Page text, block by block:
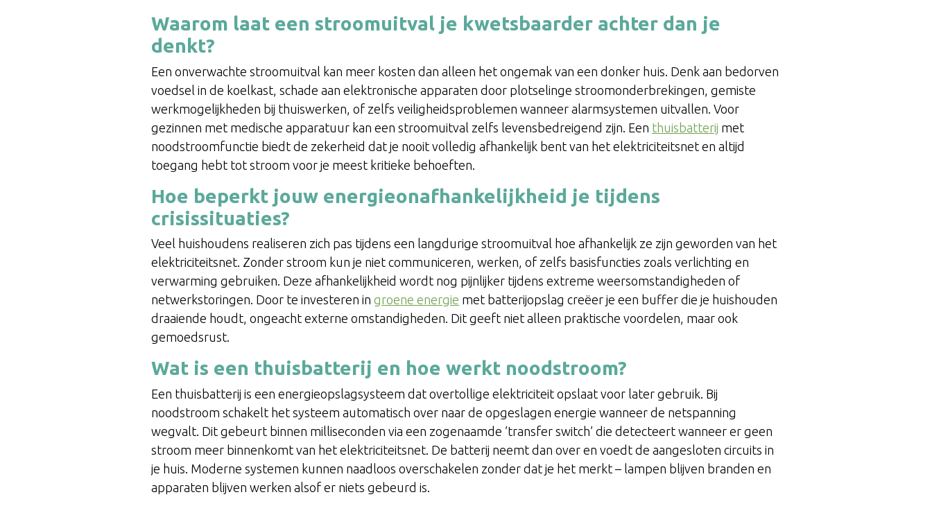
Waarom laat een stroomuitval je kwetsbaarder achter dan je
denkt?
Een onverwachte stroomuitval kan meer kosten dan alleen het ongemak van een donker huis. Denk aan bedorven
voedsel in de koelkast, schade aan elektronische apparaten door plotselinge stroomonderbrekingen, gemiste
werkmogelijkheden bij thuiswerken, of zelfs veiligheidsproblemen wanneer alarmsystemen uitvallen. Voor
gezinnen met medische apparatuur kan een stroomuitval zelfs levensbedreigend zijn. Een thuisbatterij met
noodstroomfunctie biedt de zekerheid dat je nooit volledig afhankelijk bent van het elektriciteitsnet en altijd
toegang hebt tot stroom voor je meest kritieke behoeften.
Hoe beperkt jouw energieonafhankelijkheid je tijdens
crisissituaties?
Veel huishoudens realiseren zich pas tijdens een langdurige stroomuitval hoe afhankelijk ze zijn geworden van het
elektriciteitsnet. Zonder stroom kun je niet communiceren, werken, of zelfs basisfuncties zoals verlichting en
verwarming gebruiken. Deze afhankelijkheid wordt nog pijnlijker tijdens extreme weersomstandigheden of
netwerkstoringen. Door te investeren ingroene energie met batterijopslag creëer je een buffer die je huishouden
draaiende houdt, ongeacht externe omstandigheden. Dit geeft niet alleen praktische voordelen, maar ook
gemoedsrust.
Wat is een thuisbatterij en hoe werkt noodstroom?
Een thuisbatterij is een energieopslagsysteem dat overtollige elektriciteit opslaat voor later gebruik. Bij
noodstroom schakelt het systeem automatisch over naar de opgeslagen energie wanneer de netspanning
wegvalt. Dit gebeurt binnen milliseconden via een zogenaamde ’transfer switch’ die detecteert wanneer er geen
stroom meer binnenkomt van het elektriciteitsnet. De batterij neemt dan over en voedt de aangesloten circuits in
je huis. Moderne systemen kunnen naadloos overschakelen zonder dat je het merkt – lampen blijven branden en
apparaten blijven werken alsof er niets gebeurd is.